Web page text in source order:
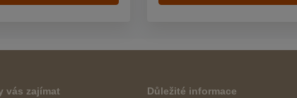
vás zajímat
Důležité informace